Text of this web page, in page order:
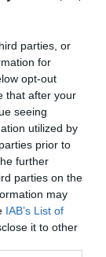
parties, or
for
opt-out
that after your
seeing
utilized by
prior to
further
parties on the
may
IAB’s List of
it to other